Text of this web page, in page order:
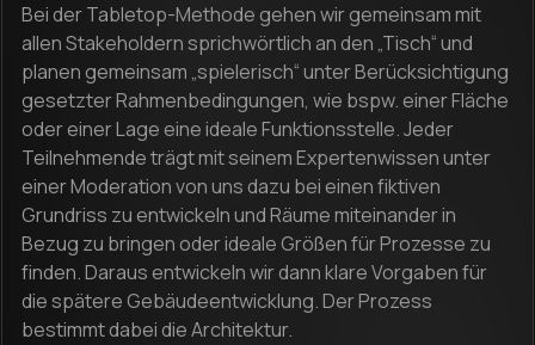
Bei der Tabletop-Methode gehen wir gemeinsam mit
allen Stakeholdern sprichwörtlich an den „Tisch“ und
planen gemeinsam „spielerisch“ unter Berücksichtigung
gesetzter Rahmenbedingungen, wie bspw. einer Fläche
oder einer Lage eine ideale Funktionsstelle. Jeder
Teilnehmende trägt mit seinem Expertenwissen unter
einer Moderation von uns dazu bei einen fiktiven
Grundriss zu entwickeln und Räume miteinander in
Bezug zu bringen oder ideale Größen für Prozesse zu
finden. Daraus entwickeln wir dann klare Vorgaben für
die spätere Gebäudeentwicklung. Der Prozess
bestimmt dabei die Architektur.